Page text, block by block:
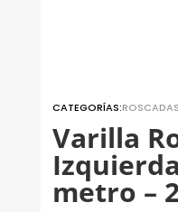
CATEGORÍAS:ROSCADAS
Varilla
metro –